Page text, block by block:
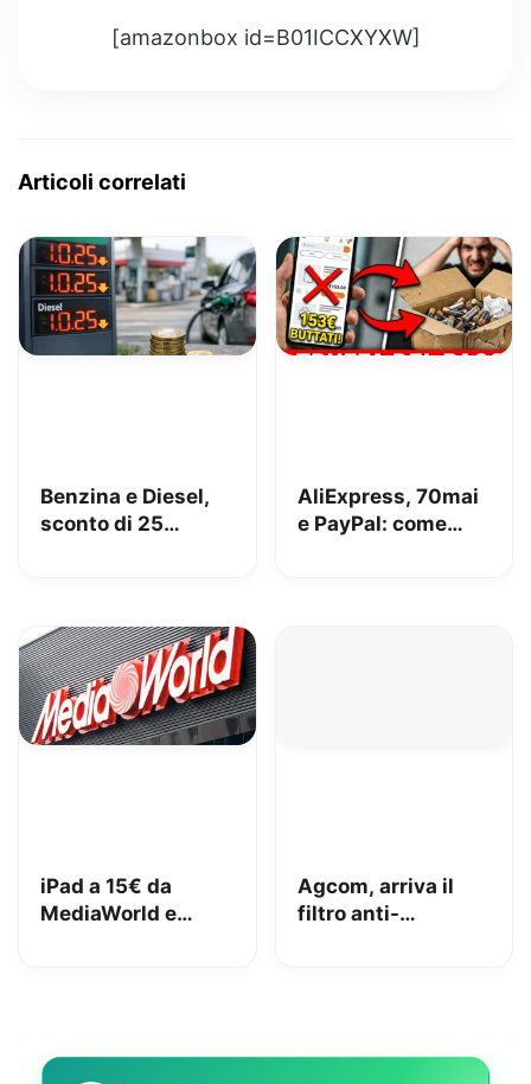
[amazonbox id=B01ICCXYXW]
Articoli correlati
Benzina e Diesel,
sconto di 25
AliExpress, 70mai
e PayPal: come
iPad a 15€ da
MediaWorld e
Agcom, arriva il
filtro anti-